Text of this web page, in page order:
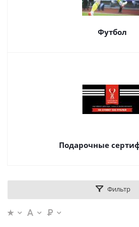
Футбол
Подарочные
Фильтр